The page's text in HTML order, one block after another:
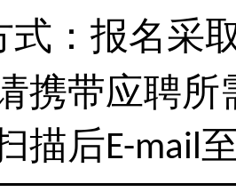
式：报名采
携带应聘
描后E-mail